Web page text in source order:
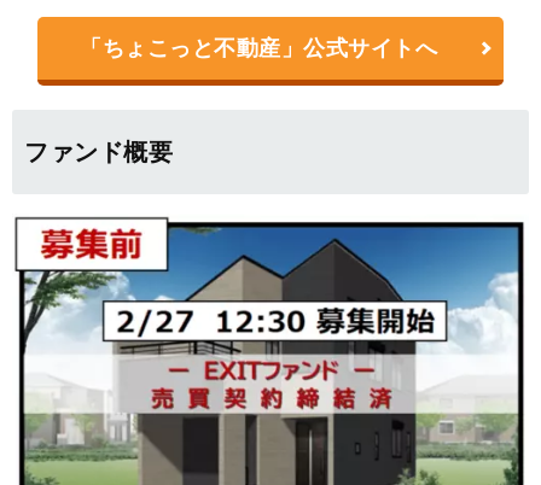
「ちょこっと不動産」公式サイトへ
ファンド概要